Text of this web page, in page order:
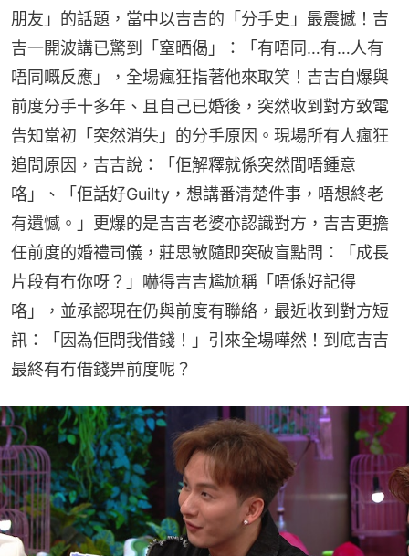
朋友」的話題，當中以吉吉的「分手史」最震撼！吉
吉一開波講已驚到「窒晒偈」：「有唔同…有…人有
唔同嘅反應」，全場瘋狂指著他來取笑！吉吉自爆與
前度分手十多年、且自己已婚後，突然收到對方致電
告知當初「突然消失」的分手原因。現場所有人瘋狂
追問原因，吉吉說：「佢解釋就係突然間唔鍾意
咯」、「佢話好Guilty，想講番清楚件事，唔想終老
有遺憾。」更爆的是吉吉老婆亦認識對方，吉吉更擔
任前度的婚禮司儀，莊思敏隨即突破盲點問：「成長
片段有冇你呀？」嚇得吉吉尷尬稱「唔係好記得
咯」，並承認現在仍與前度有聯絡，最近收到對方短
訊：「因為佢問我借錢！」引來全場嘩然！到底吉吉
最終有冇借錢畀前度呢？